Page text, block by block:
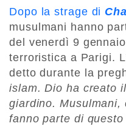
Dopo la strage di
musulmani hanno
del venerdì 9
terroristica a Parigi.
detto durante la
islam. Dio ha creato
giardino.
fanno parte di